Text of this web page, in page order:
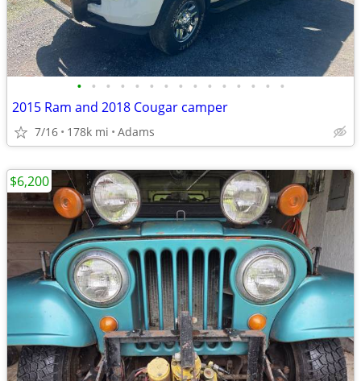
• • • • • • • • • • • • • • •
2015 Ram and 2018 Cougar camper
7/16 178k mi Adams
$6,200